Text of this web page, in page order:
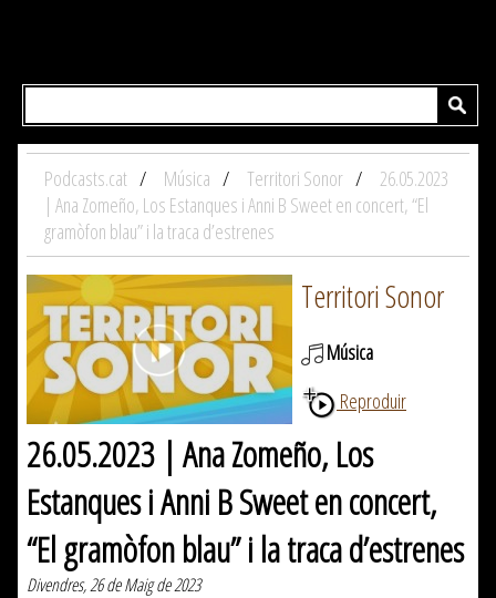
Podcasts.cat Música Territori Sonor
26.05.2023
| Ana Zomeño, Los Estanques i Anni B Sweet en concert, “El
gramòfon blau” i la traca d’estrenes
Territori Sonor
Música
Reproduir
26.05.2023 | Ana Zomeño, Los
Estanques i Anni B Sweet en concert,
“El gramòfon blau” i la traca d’estrenes
Divendres, 26 de Maig de 2023